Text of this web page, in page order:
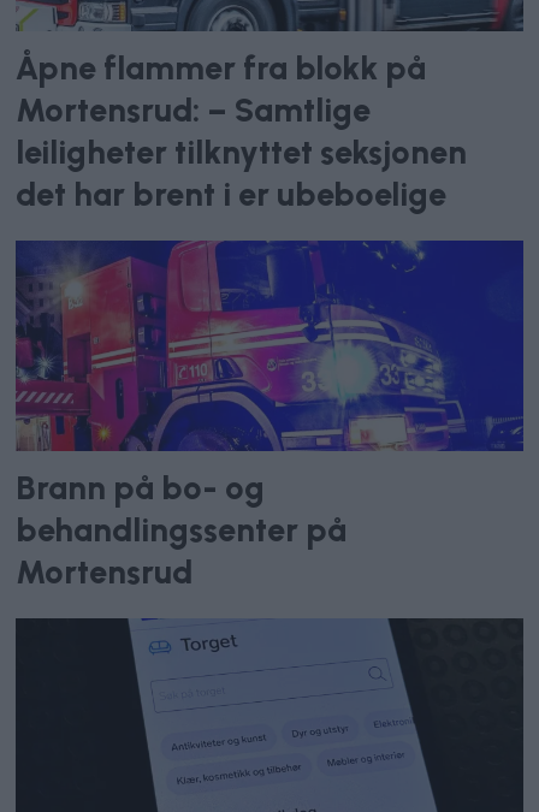
Åpne flammer fra blokk på
Mortensrud: – Samtlige
leiligheter tilknyttet seksjonen
det har brent i er ubeboelige
Brann på bo- og
behandlingssenter på
Mortensrud